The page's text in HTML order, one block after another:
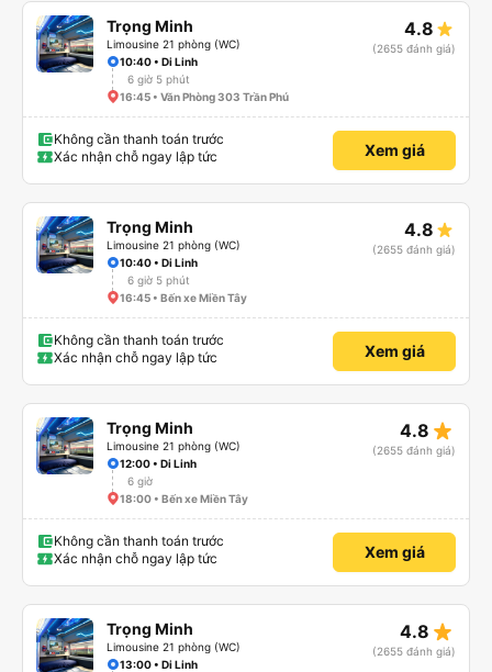
Trọng Minh
Limousine 21 phòng (WC)
4.8
(2655 đánh giá)
10:40 • Di Linh
6 giờ 5 phút
16:45 • Văn Phòng 303 Trần Phú
Không cần thanh toán trước
Xác nhận chỗ ngay lập tức
Xem giá
Trọng Minh
Limousine 21 phòng (WC)
4.8
(2655 đánh giá)
10:40 • Di Linh
6 giờ 5 phút
16:45 • Bến xe Miền Tây
Không cần thanh toán trước
Xác nhận chỗ ngay lập tức
Xem giá
Trọng Minh
Limousine 21 phòng (WC)
4.8 star_rate
(2655 đánh giá)
12:00 • Di Linh
6 giờ
18:00 • Bến xe Miền Tây
Không cần thanh toán trước
Xác nhận chỗ ngay lập tức
Xem giá
Trọng Minh
Limousine 21 phòng (WC)
4.8 star_rate
(2655 đánh giá)
13:00 • Di Linh